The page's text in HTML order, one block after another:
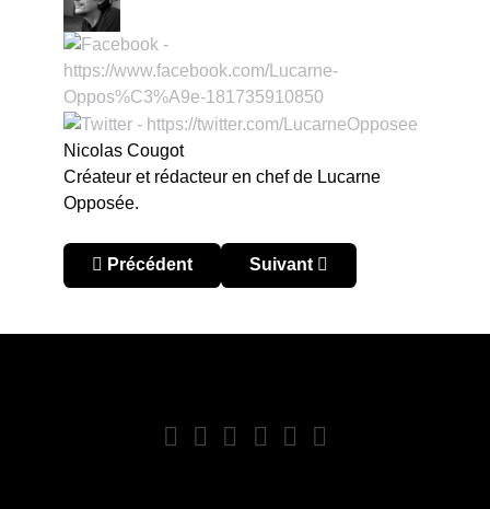
Nicolas Cougot
Créateur et rédacteur en chef de Lucarne
Opposée.
Article précédent : Sudamericano u20 : double
Précédent Article suivant :
Suivant